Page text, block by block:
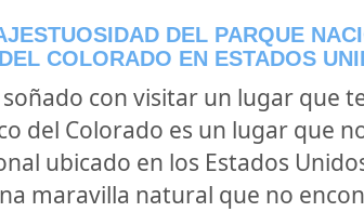
DEL PARQUE
COLORADO EN ESTADOS
soñado con visitar un lugar que
del Colorado es un lugar que
ubicado en los Estados
maravilla natural que no